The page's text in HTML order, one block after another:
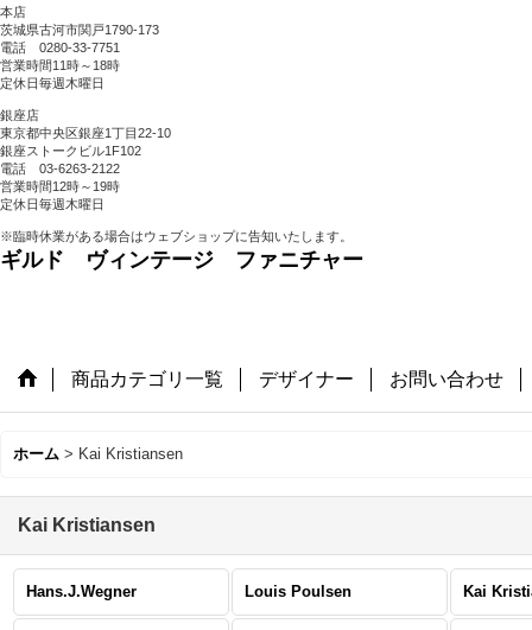
本店
茨城県古河市関戸1790-173
電話 0280-33-7751
営業時間11時～18時
定休日毎週木曜日
銀座店
東京都中央区銀座1丁目22-10
銀座ストークビル1F102
電話 03-6263-2122
営業時間12時～19時
定休日毎週木曜日
※臨時休業がある場合はウェブショップに告知いたします。
ギルド ヴィンテージ ファニチャー
商品カテゴリ一覧 デザイナー お問い合わせ
ホーム > Kai Kristiansen
Kai Kristiansen
Hans.J.Wegner Louis Poulsen Kai